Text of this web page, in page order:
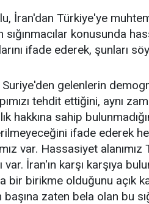
İran'dan Türkiye'ye
sığınmacılar konusunda
ifade ederek, şunları
Suriye'den gelenlerin
tehdit ettiğini, aynı
hakkına sahip
ifade ederek
var. Hassasiyet
var. İran'ın karşı karşıya
bir birikme olduğunu açık
başına zaten bela olan bu